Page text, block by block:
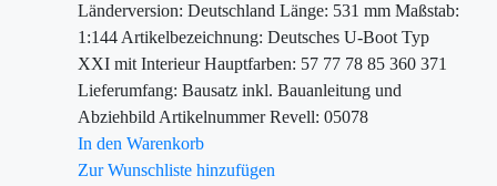
Länderversion: Deutschland Länge: 531 mm Maßstab:
1:144 Artikelbezeichnung: Deutsches U-Boot Typ
XXI mit Interieur Hauptfarben: 57 77 78 85 360 371
Lieferumfang: Bausatz inkl. Bauanleitung und
Abziehbild Artikelnummer Revell: 05078
In den Warenkorb
Zur Wunschliste hinzufügen